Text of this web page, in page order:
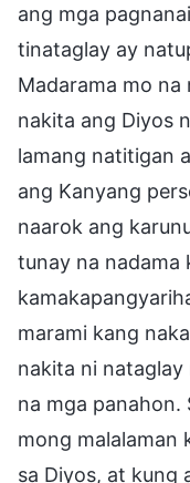
ang mga
tinataglay ay
Madarama mo
nakita ang Diyos
lamang natitigan
ang Kanyang
naarok ang
tunay na nadama
marami kang
nakita ni
na mga panahon.
mong malalaman
sa Diyos, at kung